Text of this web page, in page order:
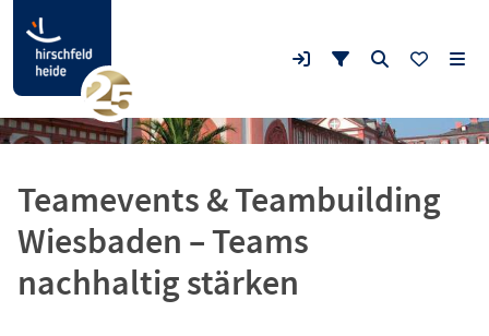
Teamevents & Teambuilding
Wiesbaden – Teams
nachhaltig stärken